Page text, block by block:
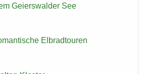
Gei­ers­wal­der See
El­brad­tou­ren